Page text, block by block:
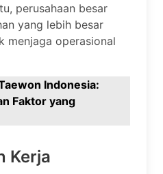
perusahaan besar
yang lebih besar
menjaga operasional
Indonesia:
Faktor yang
Kerja